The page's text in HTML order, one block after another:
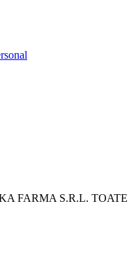
FARMA S.R.L. TOATE